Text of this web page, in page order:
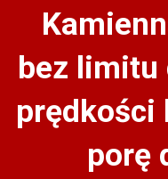
bez limitu
prędkości
porę